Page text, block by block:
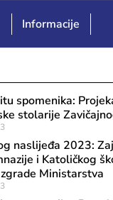
Informacije
spomenika:
stolarije
naslijeđa 2023:
i Katoličkog
Ministarstva